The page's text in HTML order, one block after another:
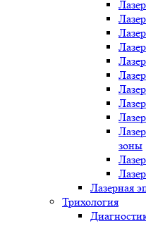
зоны
Лазерная
Трихология